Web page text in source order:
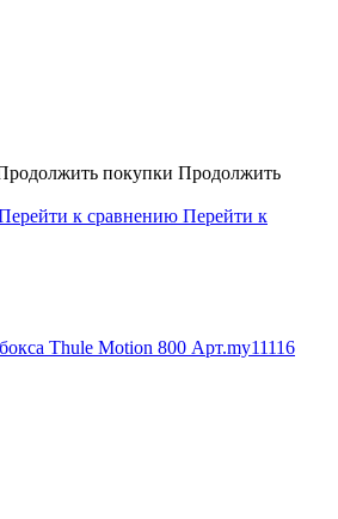
покупки Продолжить
к сравнению Перейти к
Thule Motion 800 Арт.my11116